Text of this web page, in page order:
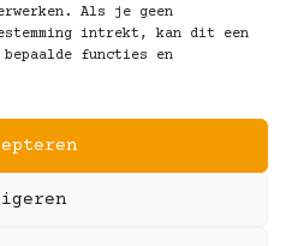
Als je geen
intrekt, kan dit een
functies en
Koot Brillen
Voorwaarden